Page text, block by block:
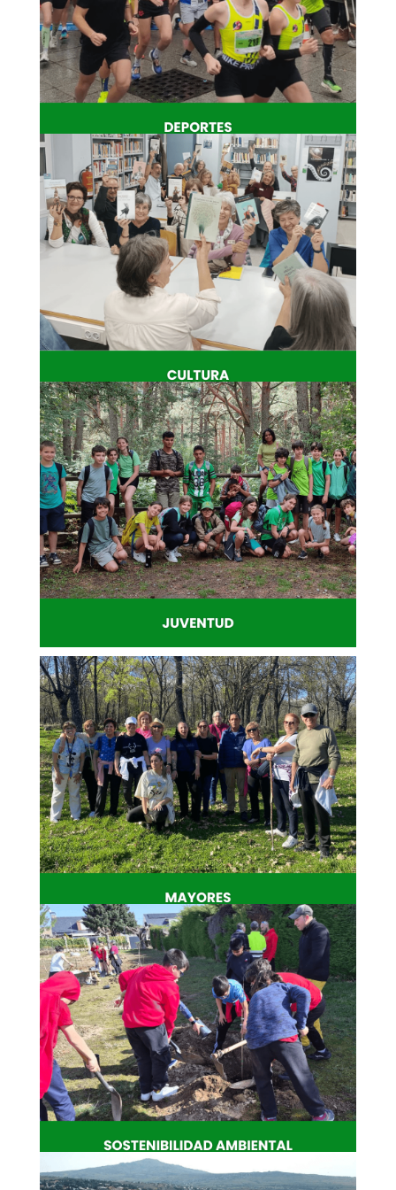
Deportes
Vida activa, esfuerzo y deporte para
todas las edades
Cultura
Arte, lectura y actividades que conectan
a las personas.
Juventud
Energía, participación y nuevas
experiencias para jóvenes.
Mayores
Bienestar, encuentro y participación
activa.